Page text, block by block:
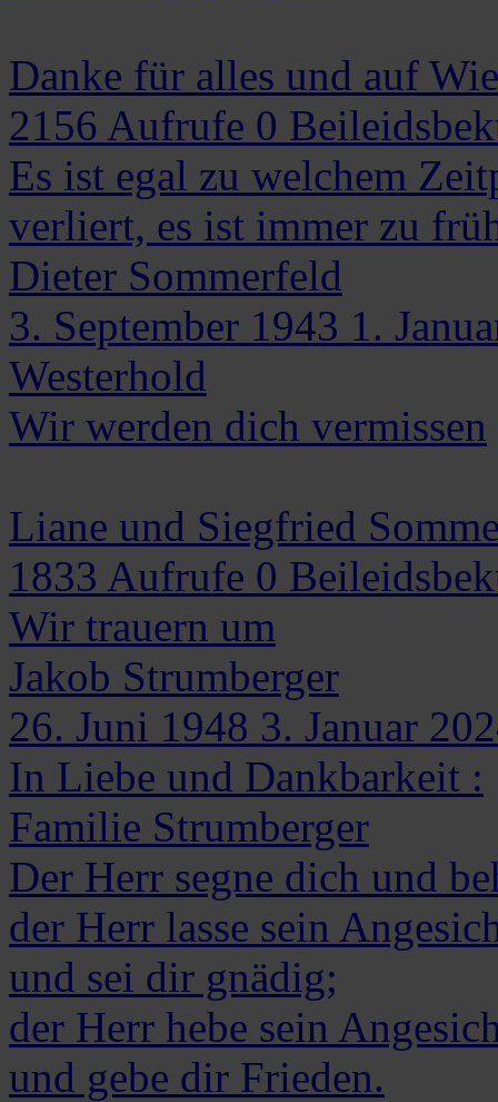
Danke für alles und auf
2156 Aufrufe 0
Es ist egal zu welchem
verliert, es ist immer zu
Dieter Sommerfeld
3. September 1943 1.
Westerhold
Wir werden dich vermissen
Liane und Siegfried
1833 Aufrufe 0
Wir trauern um
Jakob Strumberger
26. Juni 1948 3. Januar
In Liebe und Dankbarkeit :
Familie Strumberger
Der Herr segne dich und
der Herr lasse sein
und sei dir gnädig;
der Herr hebe sein
und gebe dir Frieden.